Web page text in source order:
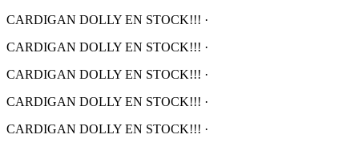
CARDIGAN DOLLY EN STOCK!!! ·
CARDIGAN DOLLY EN STOCK!!! ·
CARDIGAN DOLLY EN STOCK!!! ·
CARDIGAN DOLLY EN STOCK!!! ·
CARDIGAN DOLLY EN STOCK!!! ·